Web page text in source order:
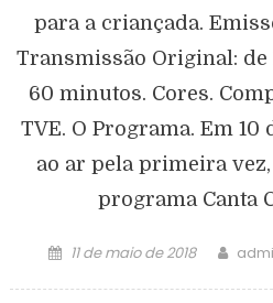
para a criançada.
Transmissão Original: de
60 minutos. Cores.
TVE. O Programa. Em 10
ao ar pela primeira
programa Canta
11 de maio de 2018